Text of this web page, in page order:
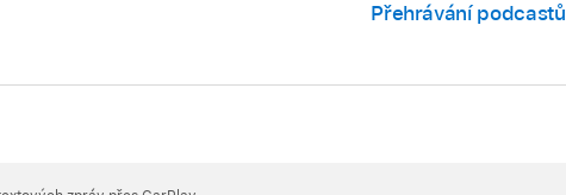
Přehrávání podcastů